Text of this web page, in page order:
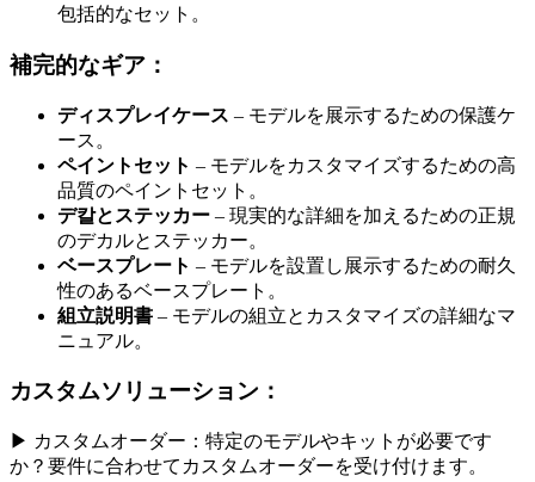
包括的なセット。
補完的なギア：
ディスプレイケース – モデルを展示するための保護ケ
ース。
ペイントセット – モデルをカスタマイズするための高
品質のペイントセット。
デ칼とステッカー – 現実的な詳細を加えるための正規
のデカルとステッカー。
ベースプレート – モデルを設置し展示するための耐久
性のあるベースプレート。
組立説明書 – モデルの組立とカスタマイズの詳細なマ
ニュアル。
カスタムソリューション：
▶ カスタムオーダー：特定のモデルやキットが必要です
か？要件に合わせてカスタムオーダーを受け付けます。